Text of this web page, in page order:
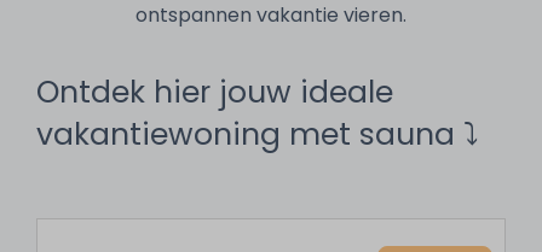
ontspannen vakantie vieren.
Ontdek hier jouw ideale
vakantiewoning met sauna ⤵︎